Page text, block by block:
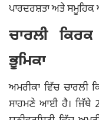
ਪਾਰਦਰਸ਼ਤਾ ਅਤੇ
ਚਾਰਲੀ
ਭੂਮਿਕਾ
ਅਮਰੀਕਾ ਵਿੱਚ ਚਾਰਲੀ
ਸਾਹਮਣੇ ਆਈ ਹੈ। ਜਿੱਥੇ